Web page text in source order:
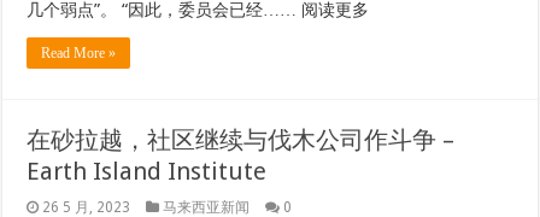
几个弱点”。 “因此，委员会已经…… 阅读更多
Read More »
在砂拉越，社区继续与伐木公司作斗争 –
Earth Island Institute
26 5 月, 2023 马来西亚新闻 0